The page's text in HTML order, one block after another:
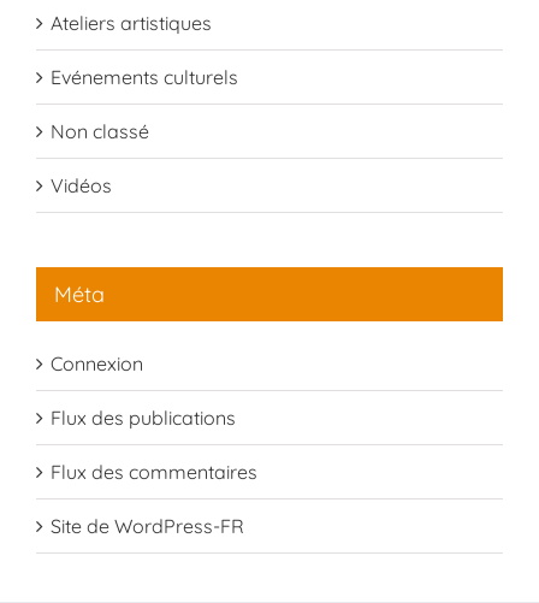
Ateliers artistiques
Evénements culturels
Non classé
Vidéos
Méta
Connexion
Flux des publications
Flux des commentaires
Site de WordPress-FR